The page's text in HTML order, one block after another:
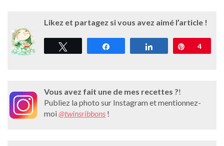
L ikez et partagez si vous avez aimé l’article !
Partagez Épingle
4
Vous avez fait une de mes recettes ?!
Publiez la photo sur Instagram et mentionnez-
moi@twinsribbons !